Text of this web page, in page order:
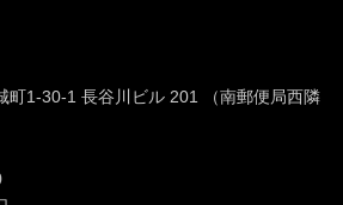
町1-30-1 長谷川ビル 201 （南郵便局西隣